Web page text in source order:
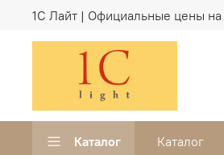
1C Лайт | Официальные цены
Каталог Каталог